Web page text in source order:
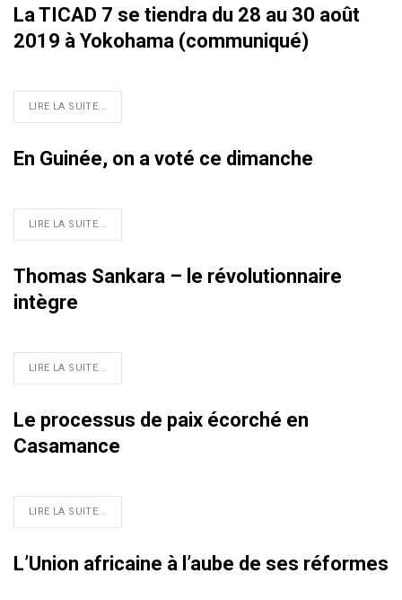
La TICAD 7 se tiendra du 28 au 30 août
2019 à Yokohama (communiqué)
LIRE LA SUITE...
En Guinée, on a voté ce dimanche
LIRE LA SUITE...
Thomas Sankara – le révolutionnaire
intègre
LIRE LA SUITE...
Le processus de paix écorché en
Casamance
LIRE LA SUITE...
L’Union africaine à l’aube de ses réformes